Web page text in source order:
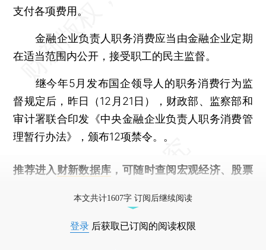
支付各项费用。
金融企业负责人职务消费应当由金融企业定期
在适当范围内公开，接受职工的民主监督。
继今年5月发布国企领导人的职务消费行为监
督规定后，昨日（12月21日），财政部、监察部和
审计署联合印发《中央金融企业负责人职务消费管
理暂行办法》，颁布12项禁令。。
推荐进入 财新数据库 ，可随时查阅宏观经济、股票
本文共计1607字 订阅后继续阅读
登录 后获取已订阅的阅读权限